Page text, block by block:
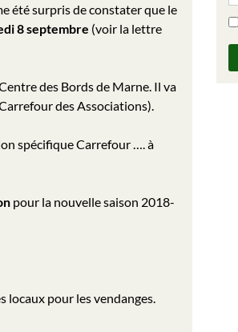
été surpris de constater que le
8 septembre (voir la lettre
des Bords de Marne. Il va
des Associations).
spécifique Carrefour …. à
pour la nouvelle saison 2018-
locaux pour les vendanges.